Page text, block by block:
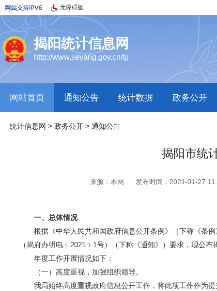
无障碍版
揭阳统计信息网
http://www.jieyang.gov.cn/tjj
网站首页 通知公告 统计数据 政务公开
统计信息网 > 政务公开 > 通知公告
揭阳市统
来源：本网 发布时间：2021-01-27
一、总体情况
根据《中华人民共和国政府信息公开条例》（下称《条例
（揭府办明电﹝2021﹞1号）（下称《通知》）要求，现公
年度工作开展情况如下：
（一）高度重视，加强组织领导。
我局始终高度重视政府信息公开工作，将此项工作作为提